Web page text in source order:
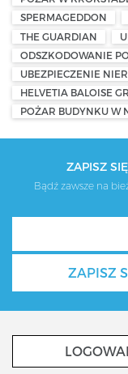
SPERMAGEDDON
THE GUARDIAN
ODSZKODOWANIE
UBEZPIECZENIE
HELVETIA BALOISE
POŻAR BUDYNKU W
ZAPISZ
Bądź zawsze na
ZAPISZ